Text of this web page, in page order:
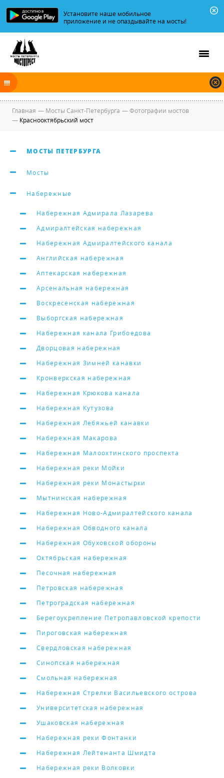
Установите наше мобильное
приложение и не опаздывайте на мосты!
В ночь на 08.08.2026 мосты по Неве и Большой Неве разводятся по
графику.
Главная — Мосты Санкт-Петербурга —Фотографии мостов
— Краснооктябрьский мост
МОСТЫ ПЕТЕРБУРГА
Мосты
Набережные
Набережная Адмирала Лазарева
Адмиралтейская набережная
Набережная Адмиралтейского канала
Английская набережная
Аптекарская набережная
Арсенальная набережная
Воскресенская набережная
Выборгская набережная
Набережная канала Грибоедова
Дворцовая набережная
Набережная Зимней канавки
Кронверкская набережная
Набережная Крюкова канала
Набережная Кутузова
Набережная Лебяжьей канавки
Набережная Макарова
Набережная Малоохтинского проспекта
Набережная реки Мойки
Набережная реки Монастырки
Мытнинская набережная
Набережная Ново-Адмиралтейского канала
Набережная Обводного канала
Набережная Обуховской обороны
Октябрьская набережная
Песочная набережная
Петровская набережная
Петроградская набережная
Берегоукрепление Петропавловской крепости
Пироговская набережная
Свердловская набережная
Синопская набережная
Смольная набережная
Набережная Стрелки Васильевского острова
Университетская набережная
Ушаковская набережная
Набережная реки Фонтанки
Набережная Лейтенанта Шмидта
Набережная реки Волковки